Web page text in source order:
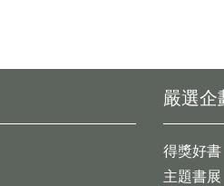
嚴選企
得獎好書
主題書展